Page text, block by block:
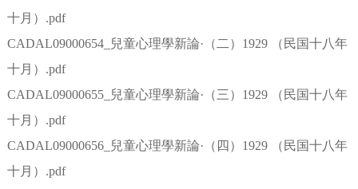
十月）.pdf
CADAL09000654_兒童心理學新論·（二）1929 （民国十八年
十月）.pdf
CADAL09000655_兒童心理學新論·（三）1929 （民国十八年
十月）.pdf
CADAL09000656_兒童心理學新論·（四）1929 （民国十八年
十月）.pdf